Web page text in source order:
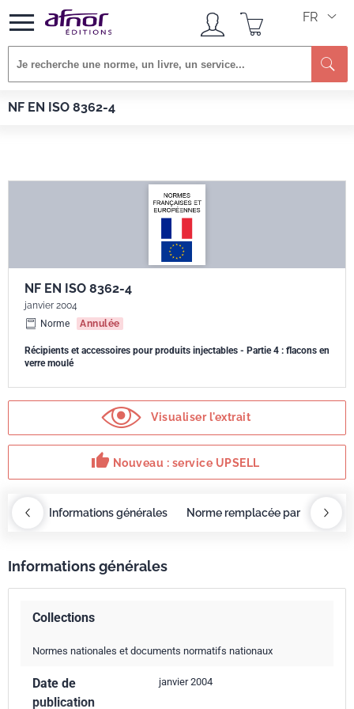
FR
NF EN ISO 8362-4
Afnor EDITIONS Normes
NF EN ISO 8362-4
janvier 2004
Norme
Annulée
Récipients et accessoires pour produits injectables - Partie 4 : flacons en
verre moulé
Visualiser l'extrait
thumb_up Nouveau : service UPSELL
Informations générales Norme remplacée par
Informations générales
Collections
Normes nationales et documents normatifs nationaux
Date de
publication
janvier 2004